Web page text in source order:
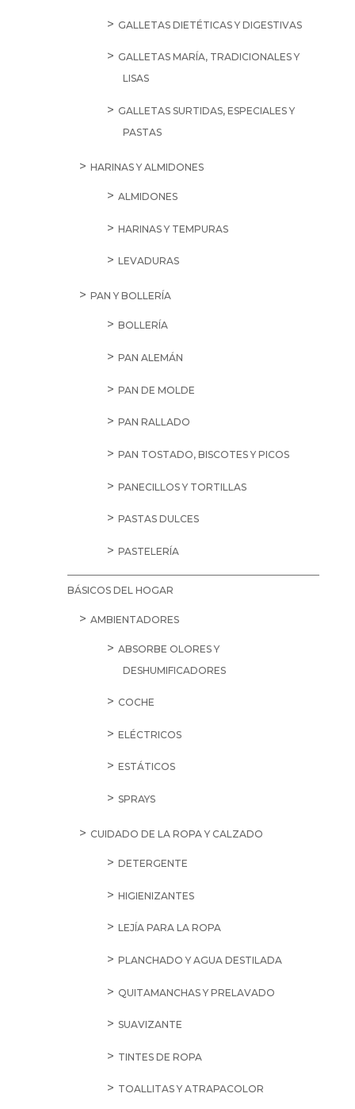
GALLETAS DIETÉTICAS Y DIGESTIVAS
GALLETAS MARÍA, TRADICIONALES Y
LISAS
GALLETAS SURTIDAS, ESPECIALES Y
PASTAS
HARINAS Y ALMIDONES
ALMIDONES
HARINAS Y TEMPURAS
LEVADURAS
PAN Y BOLLERÍA
BOLLERÍA
PAN ALEMÁN
PAN DE MOLDE
PAN RALLADO
PAN TOSTADO, BISCOTES Y PICOS
PANECILLOS Y TORTILLAS
PASTAS DULCES
PASTELERÍA
BÁSICOS DEL HOGAR
AMBIENTADORES
ABSORBE OLORES Y
DESHUMIFICADORES
COCHE
ELÉCTRICOS
ESTÁTICOS
SPRAYS
CUIDADO DE LA ROPA Y CALZADO
DETERGENTE
HIGIENIZANTES
LEJÍA PARA LA ROPA
PLANCHADO Y AGUA DESTILADA
QUITAMANCHAS Y PRELAVADO
SUAVIZANTE
TINTES DE ROPA
TOALLITAS Y ATRAPACOLOR